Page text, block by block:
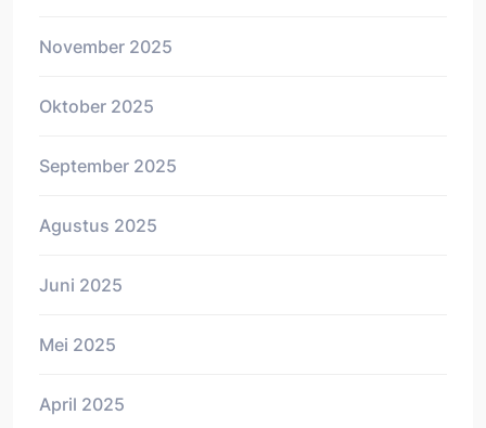
November 2025
Oktober 2025
September 2025
Agustus 2025
Juni 2025
Mei 2025
April 2025